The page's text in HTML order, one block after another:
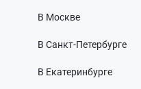
В Москве
В Санкт-Петербурге
В Екатеринбурге